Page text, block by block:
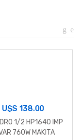
U$S138.00
1/2 HP1640 IMP
760W MAKITA